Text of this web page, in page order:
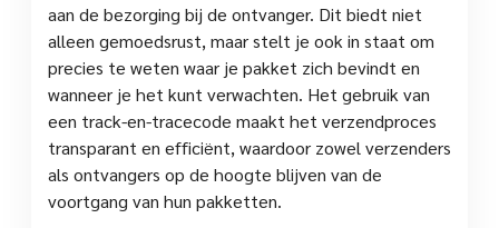
aan de bezorging bij de ontvanger. Dit biedt niet
alleen gemoedsrust, maar stelt je ook in staat om
precies te weten waar je pakket zich bevindt en
wanneer je het kunt verwachten. Het gebruik van
een track-en-tracecode maakt het verzendproces
transparant en efficiënt, waardoor zowel verzenders
als ontvangers op de hoogte blijven van de
voortgang van hun pakketten.